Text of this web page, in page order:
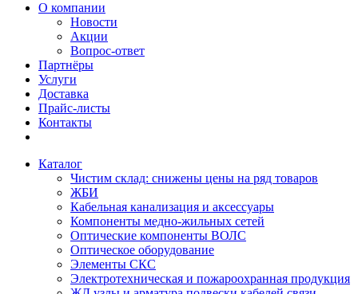
О компании
Новости
Акции
Вопрос-ответ
Партнёры
Услуги
Доставка
Прайс-листы
Контакты
Каталог
Чистим склад: снижены цены на ряд товаров
ЖБИ
Кабельная канализация и аксессуары
Компоненты медно-жильных сетей
Оптические компоненты ВОЛС
Оптическое оборудование
Элементы СКС
Электротехническая и пожароохранная продукция